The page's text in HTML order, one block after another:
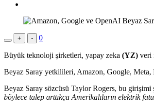
+ - 0
Büyük teknoloji şirketleri, yapay zeka (YZ) veri
Beyaz Saray yetkilileri, Amazon, Google,
Beyaz Saray sözcüsü Taylor Rogers, bu girişimi
böylece talep arttıkça Amerikalıların elektrik